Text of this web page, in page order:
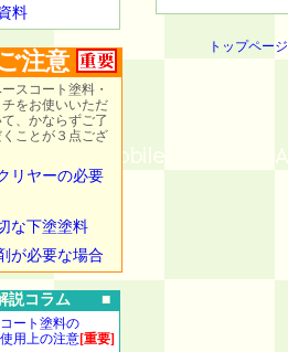
料
注意
スコート塗料・
をお使いいただ
て、かならずご了
ことが３点ござ
リヤーの必要
な下塗塗料
が必要な場合
コラム ■
ート塗料の
使用上の注意[重要]
トップページ